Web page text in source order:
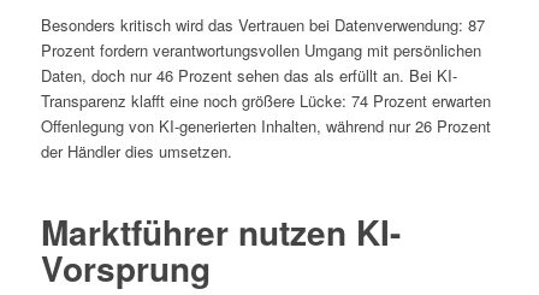
Besonders kritisch wird das Vertrauen bei Datenverwendung: 87
Prozent fordern verantwortungsvollen Umgang mit persönlichen
Daten, doch nur 46 Prozent sehen das als erfüllt an. Bei KI-
Transparenz klafft eine noch größere Lücke: 74 Prozent erwarten
Offenlegung von KI-generierten Inhalten, während nur 26 Prozent
der Händler dies umsetzen.
Marktführer nutzen KI-
Vorsprung